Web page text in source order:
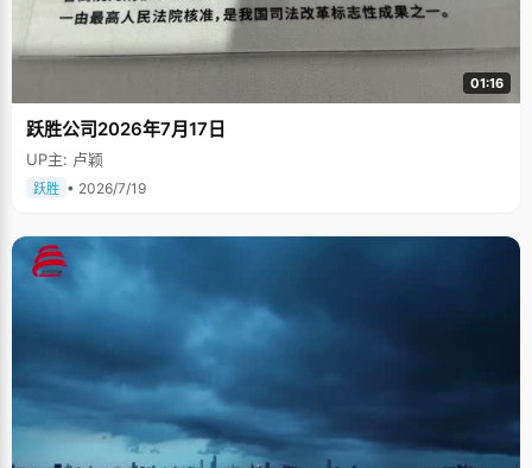
01:16
跃胜公司2026年7月17日
UP主: 卢颖
跃胜 • 2026/7/19